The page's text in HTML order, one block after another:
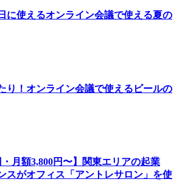
に使えるオンライン会議で使える夏の
り！オンライン会議で使えるビールの
・月額3,800円〜】関東エリアの起業
スがオフィス「アントレサロン」を使